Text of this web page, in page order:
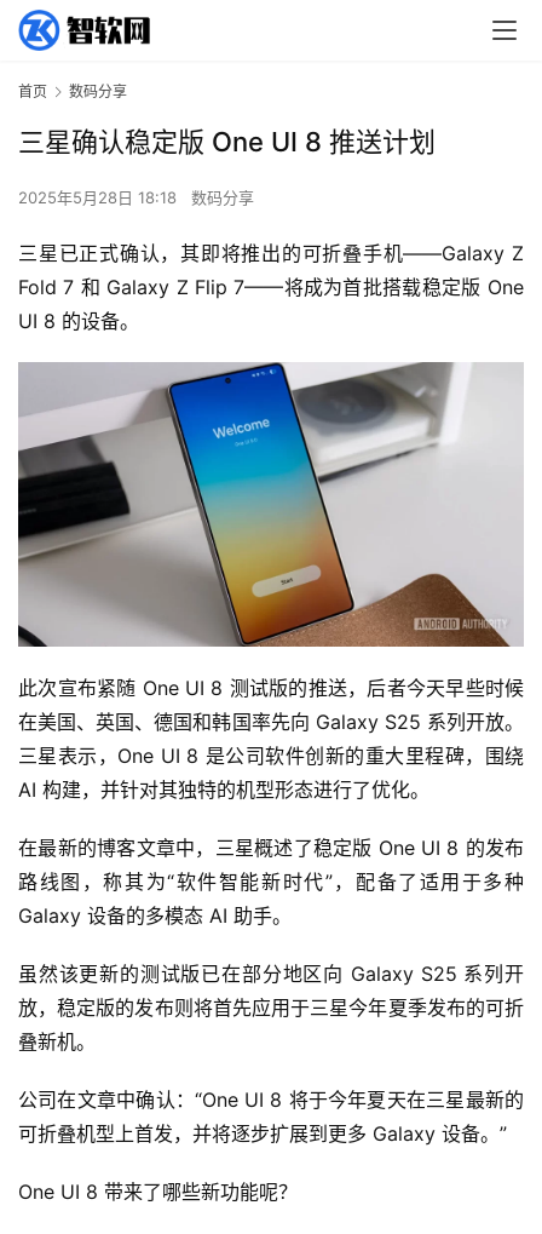
首页 数码分享
三星确认稳定版 One UI 8 推送计划
2025年5月28日 18:18 数码分享
三星已正式确认，其即将推出的可折叠手机——Galaxy Z
Fold 7 和 Galaxy Z Flip 7——将成为首批搭载稳定版 One
UI 8 的设备。
此次宣布紧随 One UI 8 测试版的推送，后者今天早些时候
在美国、英国、德国和韩国率先向 Galaxy S25 系列开放。
三星表示，One UI 8 是公司软件创新的重大里程碑，围绕
AI 构建，并针对其独特的机型形态进行了优化。
在最新的博客文章中，三星概述了稳定版 One UI 8 的发布
路线图，称其为“软件智能新时代”，配备了适用于多种
Galaxy 设备的多模态 AI 助手。
虽然该更新的测试版已在部分地区向 Galaxy S25 系列开
放，稳定版的发布则将首先应用于三星今年夏季发布的可折
叠新机。
公司在文章中确认：“One UI 8 将于今年夏天在三星最新的
可折叠机型上首发，并将逐步扩展到更多 Galaxy 设备。”
One UI 8 带来了哪些新功能呢？